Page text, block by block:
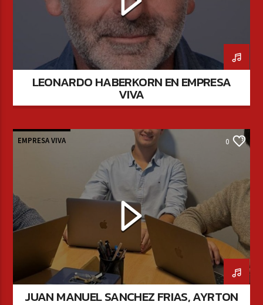
LEONARDO HABERKORN EN EMPRESA
VIVA
EMPRESA VIVA 0
JUAN MANUEL SANCHEZ FRIAS, AYRTON